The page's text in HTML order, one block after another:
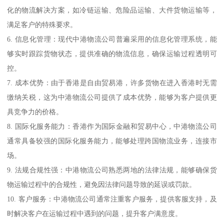
化的物流解决方案，如冷链运输、危险品运输、大件货物运输等，
满足客户的特殊要求。
6. 信息化管理：现代中港物流公司普遍采用的信息化管理系统，能
够实时跟踪货物状态，提供准确的物流信息，确保运输过程透明可
控。
7. 成本优势：由于香港是自由贸易港，许多货物在进入香港时无需
缴纳关税，这为中港物流公司提供了成本优势，能够为客户提供更
具竞争力的价格。
8. 国际化服务能力：香港作为国际金融和贸易中心，中港物流公司
通常具备较强的国际化服务能力，能够处理跨国物流业务，连接市
场。
9. 法规合规性强：中港物流公司熟悉两地的法律法规，能够确保货
物运输过程中的合规性，避免因法律问题导致的延误或罚款。
10. 客户服务：中港物流公司通常注重客户服务，提供客服支持，及
时解决客户在运输过程中遇到的问题，提升客户满意度。